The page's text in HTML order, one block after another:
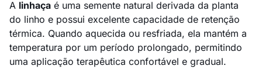
A linhaça é uma semente natural derivada da planta
do linho e possui excelente capacidade de retenção
térmica. Quando aquecida ou resfriada, ela mantém a
temperatura por um período prolongado, permitindo
uma aplicação terapêutica confortável e gradual.